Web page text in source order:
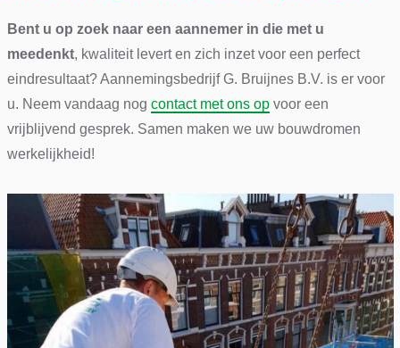
Bent u op zoek naar een aannemer in die met u
meedenkt, kwaliteit levert en zich inzet voor een perfect
eindresultaat? Aannemingsbedrijf G. Bruijnes B.V. is er voor
u. Neem vandaag nog contact met ons opvoor een
vrijblijvend gesprek. Samen maken we uw bouwdromen
werkelijkheid!